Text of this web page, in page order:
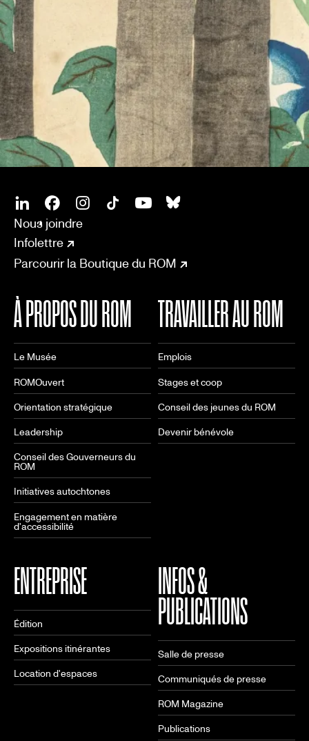
SOCIAL
LinkedinFacebookInstagram
CONNECT
Nous joindre
Infolettre
Parcourir la Boutique du ROM
À PROPOS DU ROM
Le Musée
ROMOuvert
Orientation stratégique
Leadership
Conseil des Gouverneurs du
ROM
Initiatives autochtones
Engagement en matière
d'accessibilité
TRAVAILLER AU ROM
Emplois
Stages et coop
Conseil des jeunes du ROM
Devenir bénévole
ENTREPRISE
Édition
Expositions itinérantes
Location d'espaces
INFOS &
PUBLICATIONS
Salle de presse
Communiqués de presse
ROM Magazine
Publications